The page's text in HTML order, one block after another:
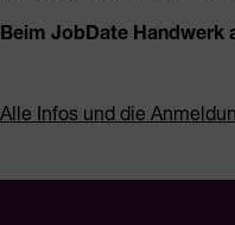
Beim JobDate Handwerk
Alle Infos und die